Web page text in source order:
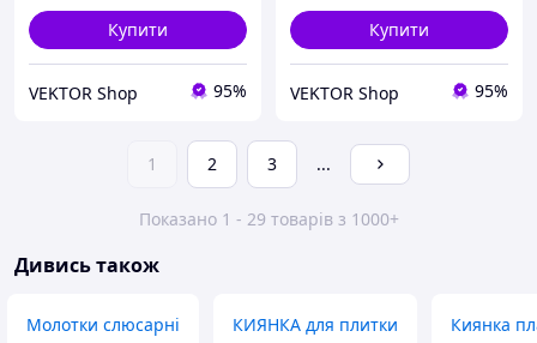
Купити
VEKTOR Shop 95%
Купити
VEKTOR Shop 95%
1 2 3 ...
Показано 1 - 29 товарів з 1000+
Дивись також
Молотки слюсарні КИЯНКА для плитки Киянка